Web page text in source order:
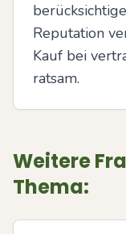
Reputation
Kauf bei
ratsam.
Weitere
Thema: